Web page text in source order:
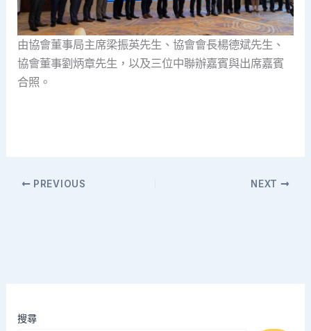
由協會董事局主席梁振英先生、協會會長楊德斌先生、
協會董事劉炳章先生，以及三位中聯辦嘉賓與出席嘉賓
合照。
PREVIOUS NEXT
搜尋